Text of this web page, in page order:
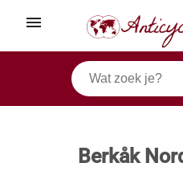
menu
Berkåk